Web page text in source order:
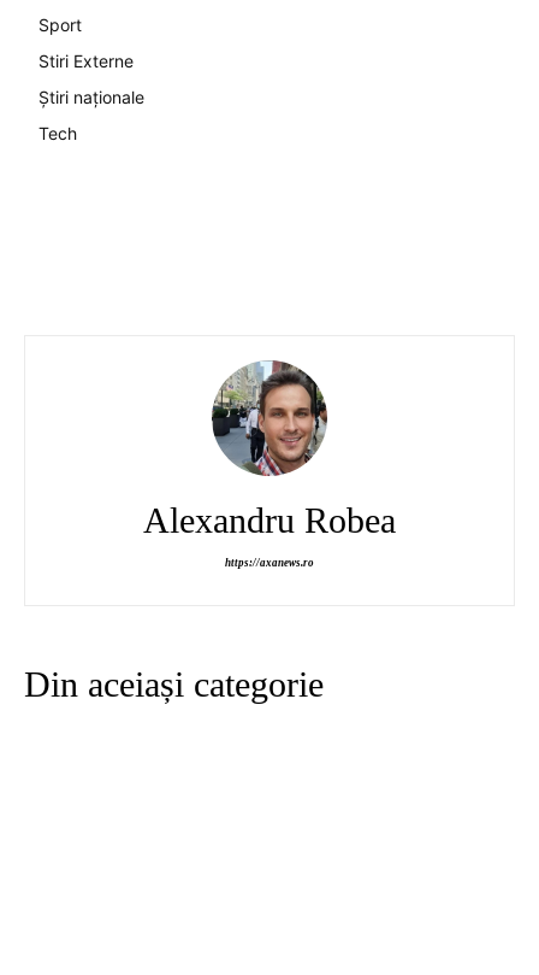
Sport
Stiri Externe
Știri naționale
Tech
Alexandru Robea
https://axanews.ro
Din aceiași categorie